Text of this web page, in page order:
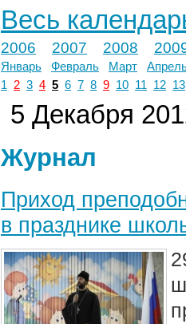
Весь
2006 2007 2008
Январь Февраль Март
1
2 3 4 5 6 7 8 9 10 11 12 13
5 Декабря
Журнал
Приход
в празднике